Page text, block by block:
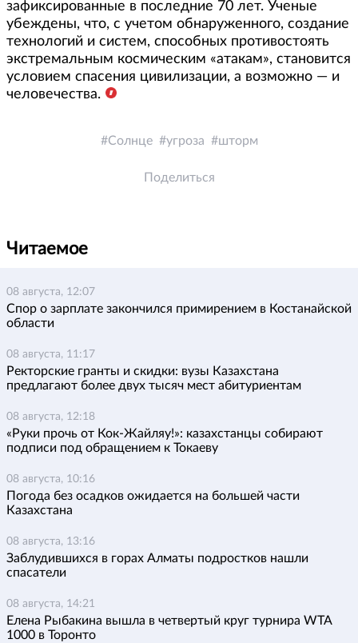
зафиксированные в последние 70 лет. Ученые
убеждены, что, с учетом обнаруженного, создание
технологий и систем, способных противостоять
экстремальным космическим «атакам», становится
условием спасения цивилизации, а возможно — и
человечества.
Солнце угроза шторм
Поделиться
Читаемое
08 августа, 12:07
Спор о зарплате закончился примирением в Костанайской
области
08 августа, 11:17
Ректорские гранты и скидки: вузы Казахстана
предлагают более двух тысяч мест абитуриентам
08 августа, 12:18
«Руки прочь от Кок-Жайляу!»: казахстанцы собирают
подписи под обращением к Токаеву
08 августа, 10:16
Погода без осадков ожидается на большей части
Казахстана
08 августа, 13:16
Заблудившихся в горах Алматы подростков нашли
спасатели
08 августа, 14:21
Елена Рыбакина вышла в четвертый круг турнира WTA
1000 в Торонто